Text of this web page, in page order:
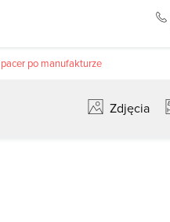
po manufakturze
Zdjęcia